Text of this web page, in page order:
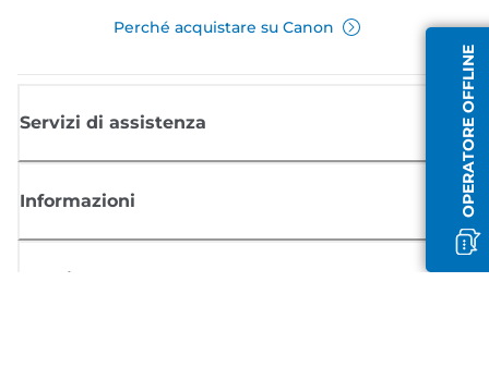
OPERATORE OFFLINE
Perché acquistare su Canon
Servizi di assistenza
Informazioni
Acquisto